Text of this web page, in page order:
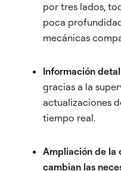
por tres lados,
poca
mecánicas
Información
gracias a la
actualizaciones
tiempo real.
Ampliación de la
cambian las